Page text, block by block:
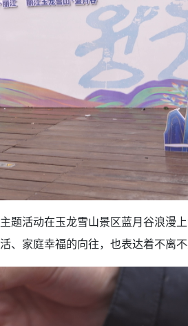
题活动在玉龙雪山景区蓝月谷浪漫
、家庭幸福的向往，也表达着不离不